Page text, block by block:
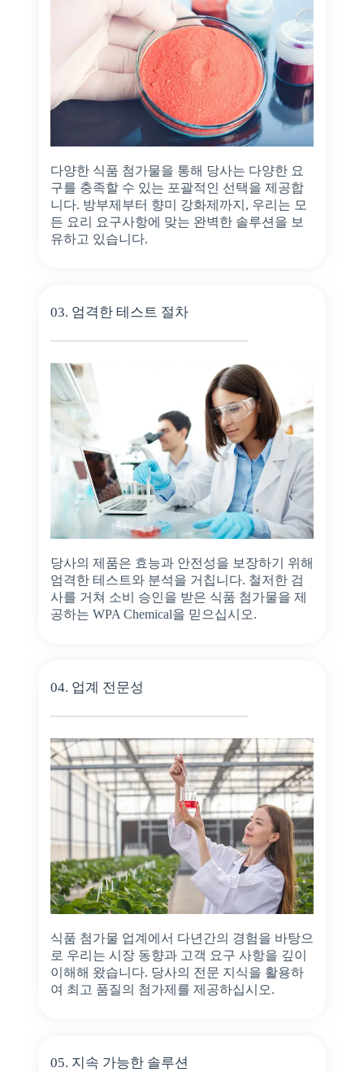
다양한 식품 첨가물을 통해 당사는 다양한 요
구를 충족할 수 있는 포괄적인 선택을 제공합
니다. 방부제부터 향미 강화제까지, 우리는 모
든 요리 요구사항에 맞는 완벽한 솔루션을 보
유하고 있습니다.
03. 엄격한 테스트 절차
당사의 제품은 효능과 안전성을 보장하기 위해
엄격한 테스트와 분석을 거칩니다. 철저한 검
사를 거쳐 소비 승인을 받은 식품 첨가물을 제
공하는 WPA Chemical을 믿으십시오.
04. 업계 전문성
식품 첨가물 업계에서 다년간의 경험을 바탕으
로 우리는 시장 동향과 고객 요구 사항을 깊이
이해해 왔습니다. 당사의 전문 지식을 활용하
여 최고 품질의 첨가제를 제공하십시오.
05. 지속 가능한 솔루션